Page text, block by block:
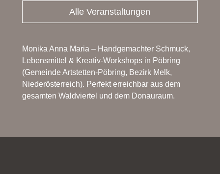
Alle Veranstaltungen
Monika Anna Maria – Handgemachter Schmuck,
Lebensmittel & Kreativ-Workshops in Pöbring
(Gemeinde Artstetten-Pöbring, Bezirk Melk,
Niederösterreich). Perfekt erreichbar aus dem
gesamten Waldviertel und dem Donauraum.